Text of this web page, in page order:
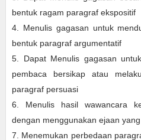
bentuk ragam paragraf ekspositif
4. Menulis gagasan untuk
bentuk paragraf argumentatif
5. Dapat Menulis gagasan
pembaca bersikap atau
paragraf persuasi
6. Menulis hasil wawancara
dengan menggunakan ejaan
7. Menemukan perbedaan